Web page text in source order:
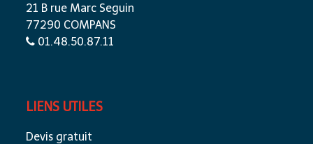
21 B rue Marc Seguin
77290 COMPANS
01.48.50.87.11
LIENS UTILES
Devis gratuit